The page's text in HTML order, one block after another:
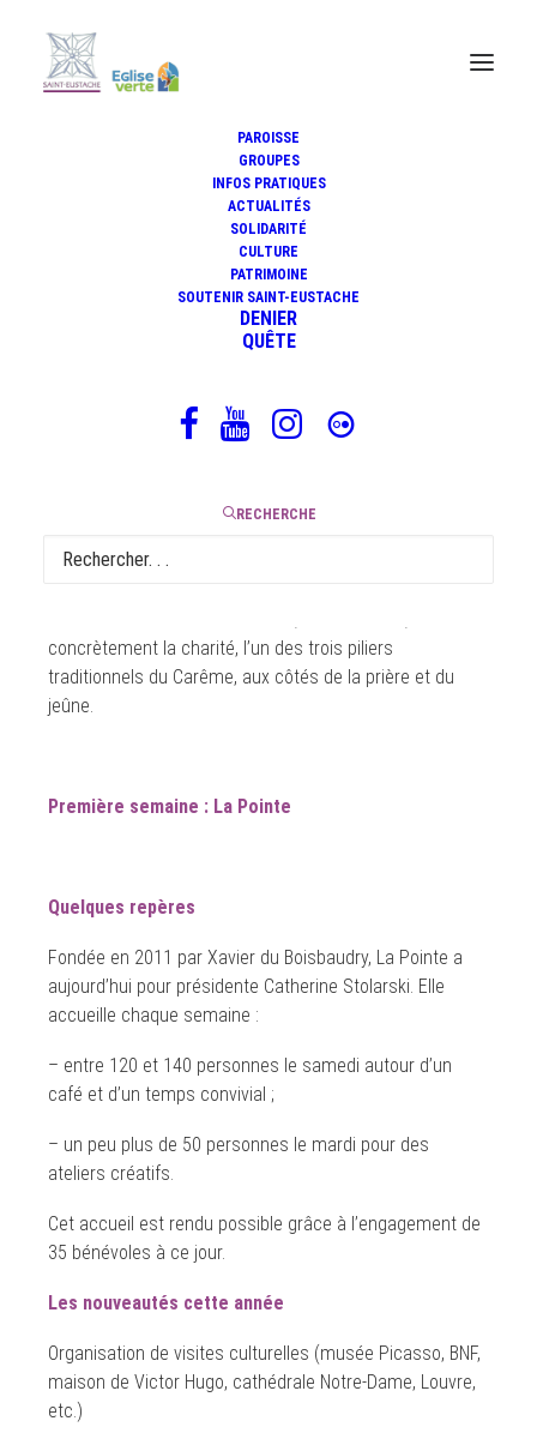
PAROISSE
GROUPES
INFOS PRATIQUES
ACTUALITÉS
SOLIDARITÉ
CULTURE
PATRIMOINE
SOUTENIR SAINT-EUSTACHE
DENIER
QUÊTE
RECHERCHE
Focus sur La Pointe
26 février 2026 |
semaines, l’édito de la FIP met en lumière les actions
concrètement la charité, l’un des trois piliers
traditionnels du Carême, aux côtés de la prière et du
jeûne.
Première semaine : La Pointe
Quelques repères
Fondée en 2011 par Xavier du Boisbaudry, La Pointe a
aujourd’hui pour présidente Catherine Stolarski. Elle
accueille chaque semaine :
– entre 120 et 140 personnes le samedi autour d’un
café et d’un temps convivial ;
– un peu plus de 50 personnes le mardi pour des
ateliers créatifs.
Cet accueil est rendu possible grâce à l’engagement de
35 bénévoles à ce jour.
Les nouveautés cette année
Organisation de visites culturelles (musée Picasso, BNF,
maison de Victor Hugo, cathédrale Notre-Dame, Louvre,
etc.)